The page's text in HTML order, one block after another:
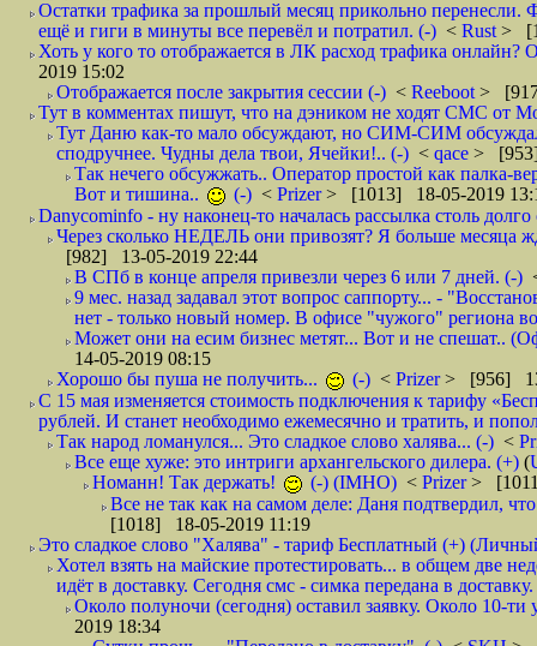
Остатки трафика за прошлый месяц прикольно
ещё и гиги в минуты все перевёл и потратил. (-) < Rust >
Хоть у кого то отображается в ЛК расход трафика
2019 15:02
Отображается после закрытия сессии (-) < Reeboot >
Тут в комментах пишут, что на дэником не ходят СМС от
Тут Даню как-то мало обсуждают, но СИМ-СИМ
сподручнее. Чудны дела твои, Ячейки!.. (-) < qace > [953]
Так нечего обсужжать.. Оператор простой как палка-
Вот и тишина..
(-) < Prizer> [1013] 18-05-2019
Danycominfo - ну наконец-то началась рассылка столь
Через сколько НЕДЕЛЬ они привозят? Я больше месяца
[982] 13-05-2019 22:44
В СПб в конце апреля привезли через 6 или 7 дней. (-)
9 мес. назад задавал этот вопрос саппорту... -
нет - только новый номер. В офисе "чужого" региона
Может они на есим бизнес метят... Вот и не спешат..
14-05-2019 08:15
Хорошо бы пуша не получить...
(-) < Prizer> [956]
С 15 мая изменяется стоимость подключения к тарифу
рублей. И станет необходимо ежемесячно и тратить, и
Так народ ломанулся... Это сладкое слово халява... (-) <
Все еще хуже: это интриги архангельского дилера. (+) (
Номанн! Так держать!
(-) (IMHO) < Prizer>
Все не так как на самом деле: Даня подтвердил,
[1018] 18-05-2019 11:19
Это сладкое слово "Халява" - тариф Бесплатный (+)
Хотел взять на майские протестировать... в общем две
идёт в доставку. Сегодня смс - симка передана в
Около полуночи (сегодня) оставил заявку. Около 10-ти
2019 18:34